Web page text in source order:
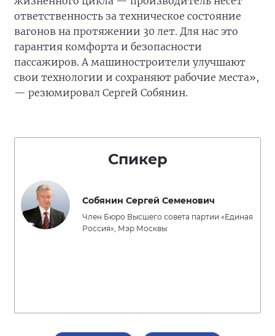
ответственность за техническое состояние
вагонов на протяжении 30 лет. Для нас это
гарантия комфорта и безопасности
пассажиров. А машиностроители улучшают
свои технологии и сохраняют рабочие места»,
— резюмировал Сергей Собянин.
Спикер
Собянин Сергей Семенович
Член Бюро Высшего совета партии «Единая
Россия», Мэр Москвы